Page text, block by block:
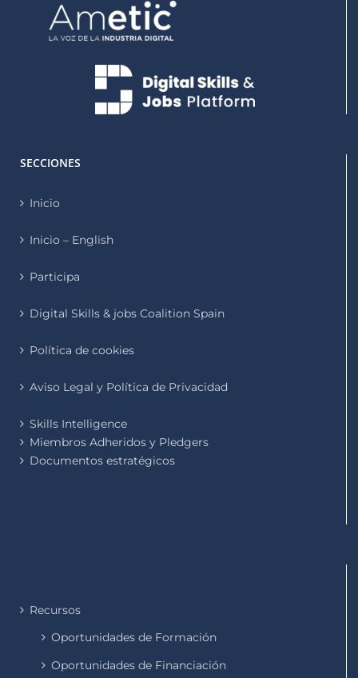
SECCIONES
Inicio
Inicio – English
Participa
Digital Skills & jobs Coalition Spain
Política de cookies
Aviso Legal y Política de Privacidad
Skills Intelligence
Miembros Adheridos y Pledgers
Documentos estratégicos
Recursos
Oportunidades de Formación
Oportunidades de Financiación